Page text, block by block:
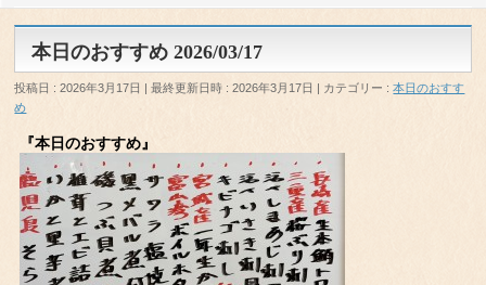
本日のおすすめ 2026/03/17
投稿日 : 2026年3月17日 最終更新日時 : 2026年3月17日 カテゴリー :本日のおすす
め
『本日のおすすめ』